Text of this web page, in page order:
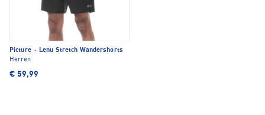
Picture · Lenu Stretch Wandershorts
Herren
€ 59,99